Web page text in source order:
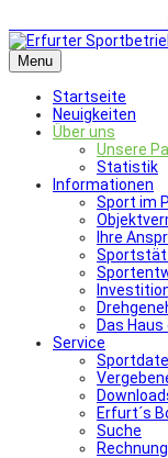
Menu
Startseite
Neuigkeiten
Über uns
Unsere
Statistik
Informationen
Sport im
Ihre
Das
Service
Erfurt´s
Suche